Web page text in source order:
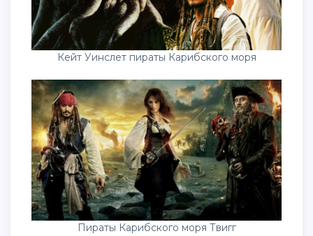
Кейт Уинслет пираты Карибского моря
Пираты Карибского моря Твигг